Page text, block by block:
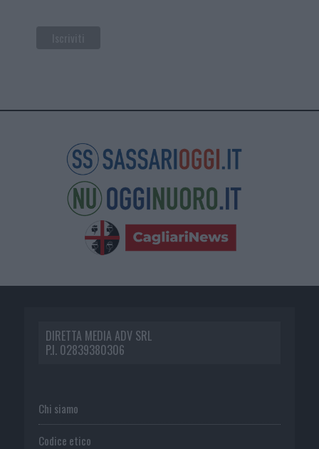
DIRETTA MEDIA ADV SRL
P.I. 02839380306
Chi siamo
Codice etico